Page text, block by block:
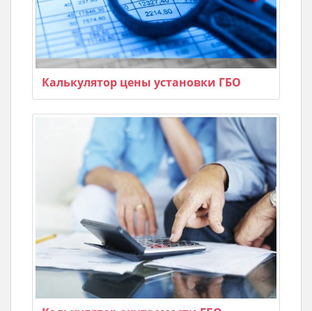
Калькулятор цены установки ГБО